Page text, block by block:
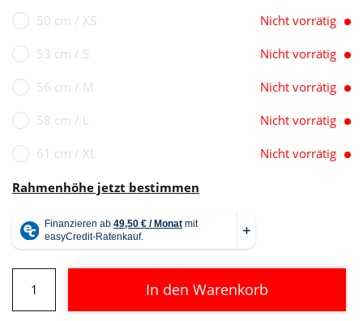
50 cm / XS Nicht vorrätig
53 cm / S Nicht vorrätig
56 cm / M Nicht vorrätig
58 cm / L Nicht vorrätig
61 cm / XL Nicht vorrätig
Rahmenhöhe jetzt bestimmen
Nuroad
C:62
In den Warenkorb